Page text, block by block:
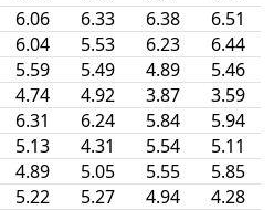
6.06 6.33 6.38
6.51
6.04 5.53 6.23
6.44
5.59 5.49 4.89
5.46
4.74 4.92 3.87
3.59
6.31 6.24 5.84
5.94
5.13 4.31 5.54
5.11
4.89 5.05 5.55
5.85
5.22 5.27 4.94 4.28